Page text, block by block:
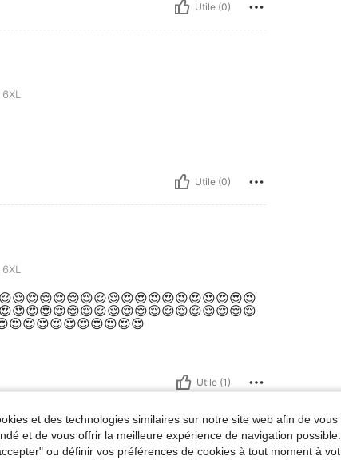
Utile (0)
6XL
Utile (0)
6XL
Utile (1)
et des technologies similaires sur notre site web afin de
et de vous offrir la meilleure expérience de navigation
ou définir vos préférences de cookies à tout moment à